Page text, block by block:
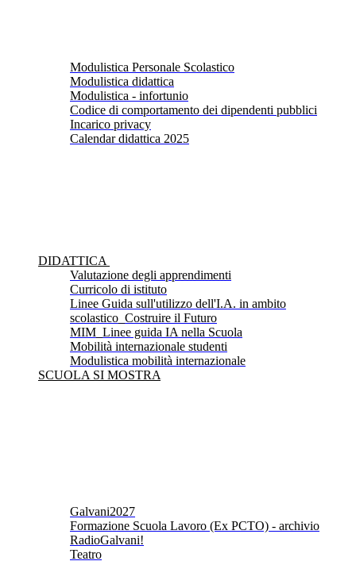
Modulistica Personale Scolastico
Modulistica didattica
Modulistica - infortunio
Codice di comportamento dei dipendenti pubblici
Incarico privacy
Calendar didattica 2025
DIDATTICA
Valutazione degli apprendimenti
Curricolo di istituto
Linee Guida sull'utilizzo dell'I.A. in ambito
scolastico_Costruire il Futuro
MIM_Linee guida IA nella Scuola
Mobilità internazionale studenti
Modulistica mobilità internazionale
SCUOLA SI MOSTRA
Galvani2027
Formazione Scuola Lavoro (Ex PCTO) - archivio
RadioGalvani!
Teatro